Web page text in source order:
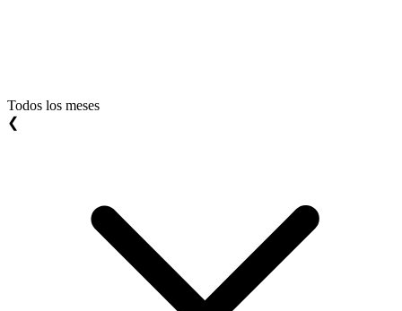
Todos los meses
❮